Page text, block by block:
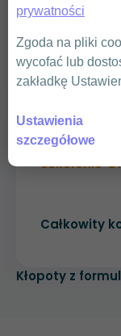
Szkolenie
Całkowity
Kłopoty z
prywatności
Zgoda na pliki
wycofać lub
zakładkę
Ustawienia
szczegółowe